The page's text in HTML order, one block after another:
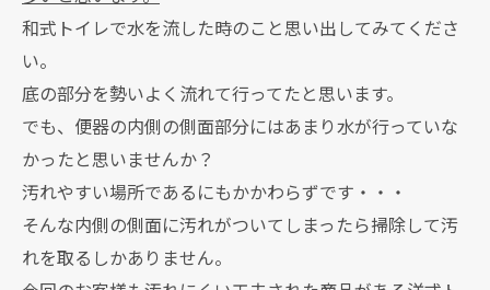
和式トイレで水を流した時のこと思い出してみてくださ
い。
底の部分を勢いよく流れて行ってたと思います。
でも、便器の内側の側面部分にはあまり水が行っていな
かったと思いませんか？
汚れやすい場所であるにもかかわらずです・・・
そんな内側の側面に汚れがついてしまったら掃除して汚
れを取るしかありません。